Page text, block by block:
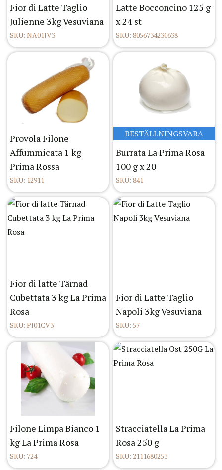
Fior di Latte Taglio
Julienne 3kg Vesuviana
SKU: NA01JV3
Latte Bocconcino 125 g
x 24 st
SKU: 8056734230638
Provola Filone
Affummicata 1 kg
Prima Rossa
SKU: 12911
BESTÄLLNINGSVARA
Burrata La Prima Rosa
100 g x 20
SKU: 841
Fior di latte Tärnad
Cubettata 3 kg La Prima
Rosa
SKU: PI01CV3
Fior di Latte Taglio
Napoli 3kg Vesuviana
SKU: 57
Filone Limpa Bianco 1
kg La Prima Rosa
SKU: 724
Stracciatella La Prima
Rosa 250 g
SKU: 2111680253